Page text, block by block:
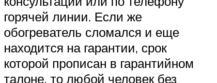
горячей линии. Если же
обогреватель сломался и еще
находится на гарантии, срок
которой прописан в гарантийном
талоне, то любой человек без